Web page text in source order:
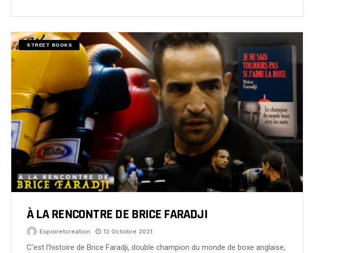
STREET BOOKS
À LA RENCONTRE DE BRICE FARADJI
Espoiretcreation 12 Octobre 2021
C’est l’histoire de Brice Faradji, double champion du monde de boxe anglaise,